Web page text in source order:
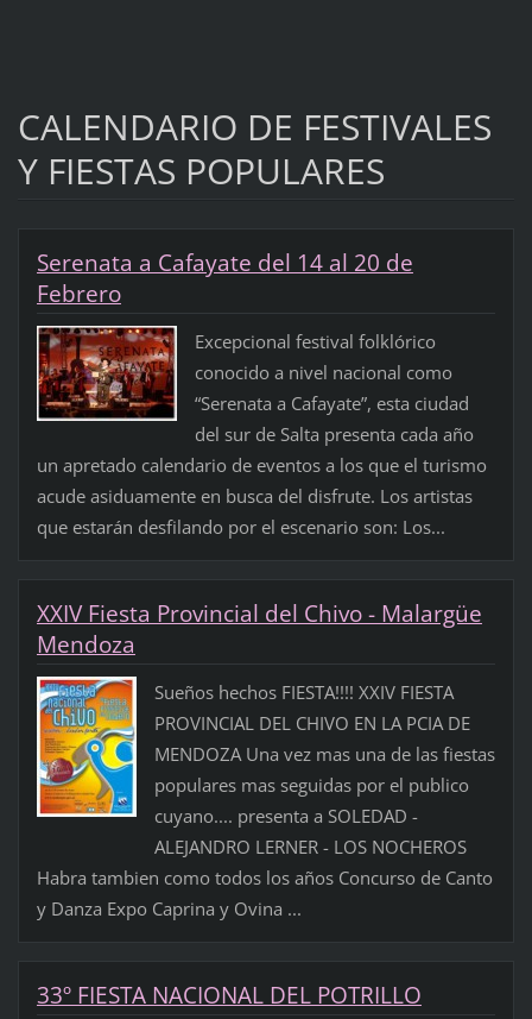
CALENDARIO DE FESTIVALES
Y FIESTAS POPULARES
Serenata a Cafayate del 14 al 20 de
Febrero
Excepcional festival folklórico
conocido a nivel nacional como
“Serenata a Cafayate”, esta ciudad
del sur de Salta presenta cada año
un apretado calendario de eventos a los que el turismo
acude asiduamente en busca del disfrute. Los artistas
que estarán desfilando por el escenario son: Los...
XXIV Fiesta Provincial del Chivo - Malargüe
Mendoza
Sueños hechos FIESTA!!!! XXIV FIESTA
PROVINCIAL DEL CHIVO EN LA PCIA DE
MENDOZA Una vez mas una de las fiestas
populares mas seguidas por el publico
cuyano.... presenta a SOLEDAD -
ALEJANDRO LERNER - LOS NOCHEROS
Habra tambien como todos los años Concurso de Canto
y Danza Expo Caprina y Ovina ...
33º FIESTA NACIONAL DEL POTRILLO